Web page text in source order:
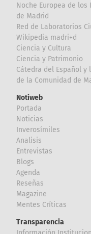
Noche Europea de
de Madrid
Red de Laboratorios
Wikipedia madri+d
Ciencia y Cultura
Ciencia y Patrimonio
Cátedra del Español
de la Comunidad de
Notiweb
Portada
Noticias
Inverosímiles
Analisis
Entrevistas
Blogs
Agenda
Reseñas
Magazine
Mentes Críticas
Transparencia